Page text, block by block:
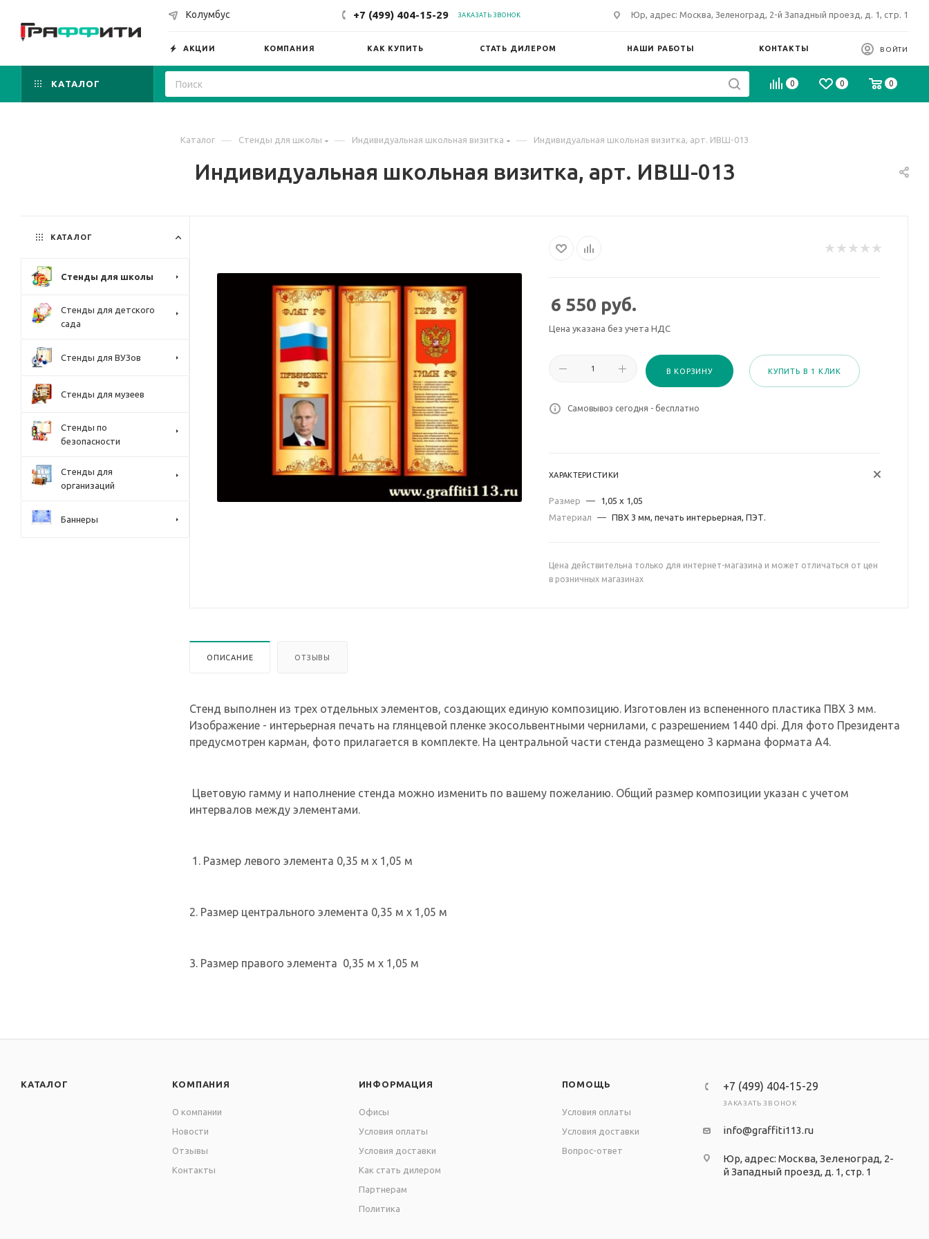
Колумбус +7 (499) 404-15-29 ЗАКАЗАТЬ ЗВОНОК Юр, адрес: Москва, Зеленоград, 2-й Западный проезд, д. 1, стр. 1
АКЦИИ КОМПАНИЯ КАК КУПИТЬ СТАТЬ ДИЛЕРОМ НАШИ РАБОТЫ КОНТАКТЫ ВОЙТИ
КАТАЛОГ 0 0 0
Каталог — Стенды для школы — Индивидуальная школьная визитка — Индивидуальная школьная визитка, арт. ИВШ-013
Индивидуальная школьная визитка, арт. ИВШ-013
6 550 руб.
Цена указана без учета НДС
В КОРЗИНУ КУПИТЬ В 1 КЛИК
Самовывоз сегодня - бесплатно
ХАРАКТЕРИСТИКИ
Размер —
1,05 х 1,05
Материал
— ПВХ 3 мм, печать интерьерная, ПЭТ.
Цена действительна только для интернет-магазина и может отличаться от цен
в розничных магазинах
ОПИСАНИЕ ОТЗЫВЫ
Стенд выполнен из трех отдельных элементов, создающих единую композицию. Изготовлен из вспененного пластика ПВХ 3 мм.
Изображение - интерьерная печать на глянцевой пленке экосольвентными чернилами, с разрешением 1440 dpi. Для фото Президента
предусмотрен карман, фото прилагается в комплекте. На центральной части стенда размещено 3 кармана формата А4.
Цветовую гамму и наполнение стенда можно изменить по вашему пожеланию. Общий размер композиции указан с учетом
интервалов между элементами.
1. Размер левого элемента 0,35 м х 1,05 м
2. Размер центрального элемента 0,35 м х 1,05 м
3. Размер правого элемента 0,35 м х 1,05 м
КАТАЛОГ
Стенды для школы
Стенды для детского
сада
Стенды для ВУЗов
Стенды для музеев
Стенды по
безопасности
Стенды для
организаций
Баннеры
КАТАЛОГ КОМПАНИЯ
О компании
Новости
Отзывы
Контакты
ИНФОРМАЦИЯ
Офисы
Условия оплаты
Условия доставки
Как стать дилером
Партнерам
Политика
ПОМОЩЬ
Условия оплаты
Условия доставки
Вопрос-ответ
+7 (499) 404-15-29
ЗАКАЗАТЬ ЗВОНОК
info@graffiti113.ru
Юр, адрес: Москва, Зеленоград, 2-
й Западный проезд, д. 1, стр. 1